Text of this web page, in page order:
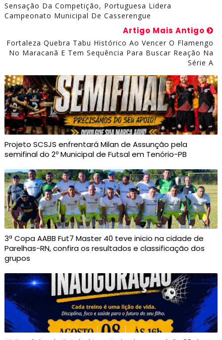
Sensação Da Competição, Portuguesa Lidera
Campeonato Municipal De Casserengue
Artigo Mais Antigo
Fortaleza Quebra Tabu Histórico Ao Vencer O Flamengo
No Maracanã E Tem Sequência Para Buscar Reação Na
Série A
Projeto SCSJS enfrentará Milan de Assunção pela
semifinal do 2º Municipal de Futsal em Tenório-PB
3ª Copa AABB Fut7 Master 40 teve inicio na cidade de
Parelhas-RN, confira os resultados e classificação dos
grupos